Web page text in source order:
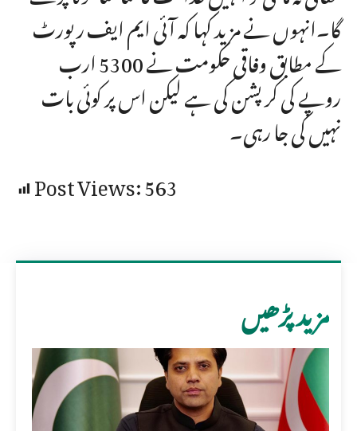
گا۔انہوں نے مزید کہا کہ آئی ایم ایف رپورٹ
کے مطابق وفاقی حکومت نے 5300 ارب
روپے کی کرپشن کی ہے لیکن اس پر کوئی بات
نہیں کی جا رہی۔
Post Views:563
مزید پڑھیں